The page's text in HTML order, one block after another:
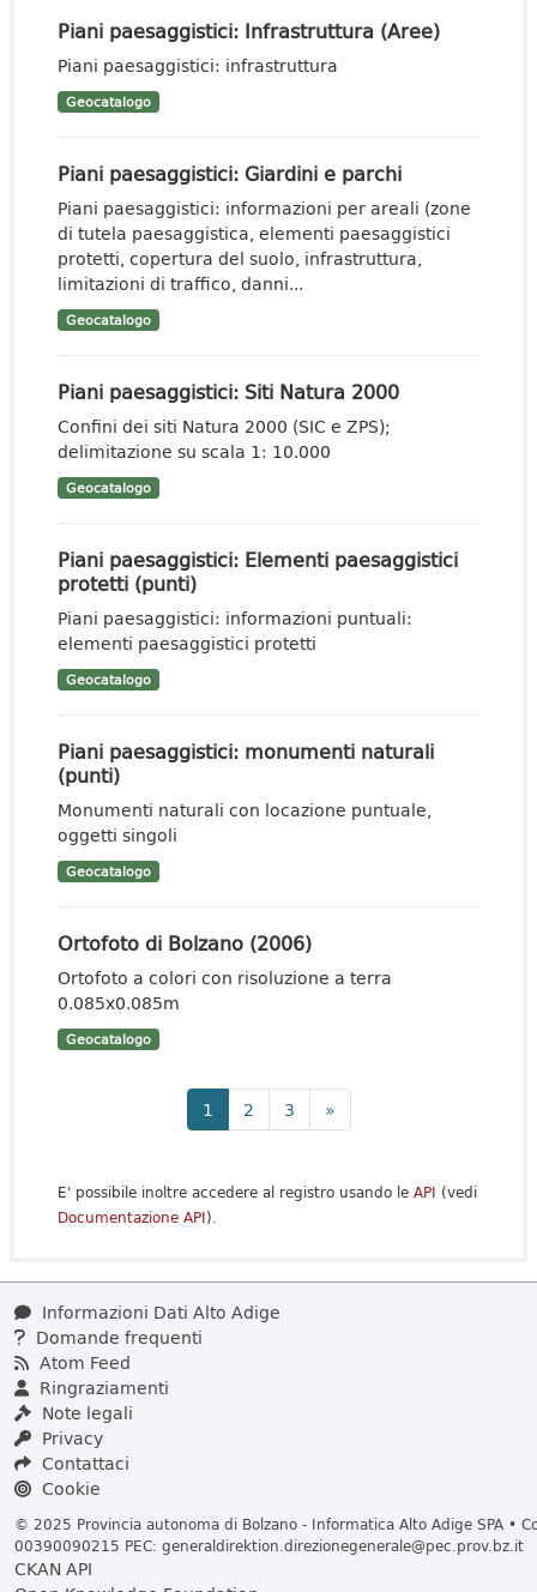
Piani paesaggistici: Infrastruttura (Aree)
Piani paesaggistici: infrastruttura
Geocatalogo
Piani paesaggistici: Giardini e parchi
Piani paesaggistici: informazioni per areali (zone
di tutela paesaggistica, elementi paesaggistici
protetti, copertura del suolo, infrastruttura,
limitazioni di traffico, danni...
Geocatalogo
Piani paesaggistici: Siti Natura 2000
Confini dei siti Natura 2000 (SIC e ZPS);
delimitazione su scala 1: 10.000
Geocatalogo
Piani paesaggistici: Elementi paesaggistici
protetti (punti)
Piani paesaggistici: informazioni puntuali:
elementi paesaggistici protetti
Geocatalogo
Piani paesaggistici: monumenti naturali
(punti)
Monumenti naturali con locazione puntuale,
oggetti singoli
Geocatalogo
Ortofoto di Bolzano (2006)
Ortofoto a colori con risoluzione a terra
0.085x0.085m
Geocatalogo
1 2 3 »
E' possibile inoltre accedere al registro usando le API (vedi
Documentazione API).
Informazioni Dati Alto Adige
Domande frequenti
Atom Feed
Ringraziamenti
Note legali
Privacy
Contattaci
Cookie
© 2025 Provincia autonoma di Bolzano - Informatica Alto Adige SPA •
00390090215 PEC: generaldirektion.direzionegenerale@pec.prov.bz.it
CKAN API